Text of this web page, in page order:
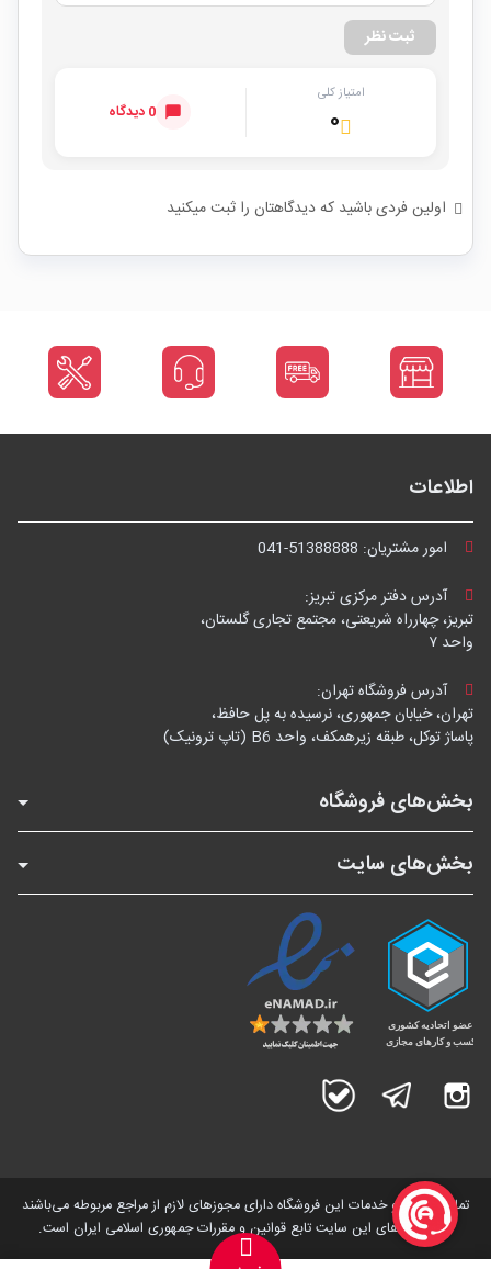
ثبت نظر
امتیاز کلی
۰ 0 دیدگاه
اولین فردی باشید که دیدگاهتان را ثبت میکنید
اطلاعات
امور مشتریان: 041-51388888
آدرس دفتر مرکزی تبریز:
تبریز، چهارراه شریعتی، مجتمع تجاری گلستان،
واحد ۷
آدرس فروشگاه تهران:
تهران، خیابان جمهوری، نرسیده به پل حافظ،
پاساژ توکل، طبقه زیرهمکف، واحد B6 (تاپ ترونیک)
بخش‌های فروشگاه
بخش‌های سایت
اینستاگرام تلگرام
تمامی کالاها و خدمات این فروشگاه دارای مجوز‌های لازم از مراجع مربوطه می‌باشند
و فعالیت های این سایت تابع قوانین و مقررات جمهوری اسلامی ایران است.